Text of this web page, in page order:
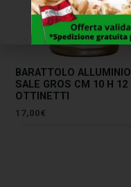
BARATTOLO ALLUMINIO
SALE GROS CM 10 H 12
OTTINETTI
17,00€